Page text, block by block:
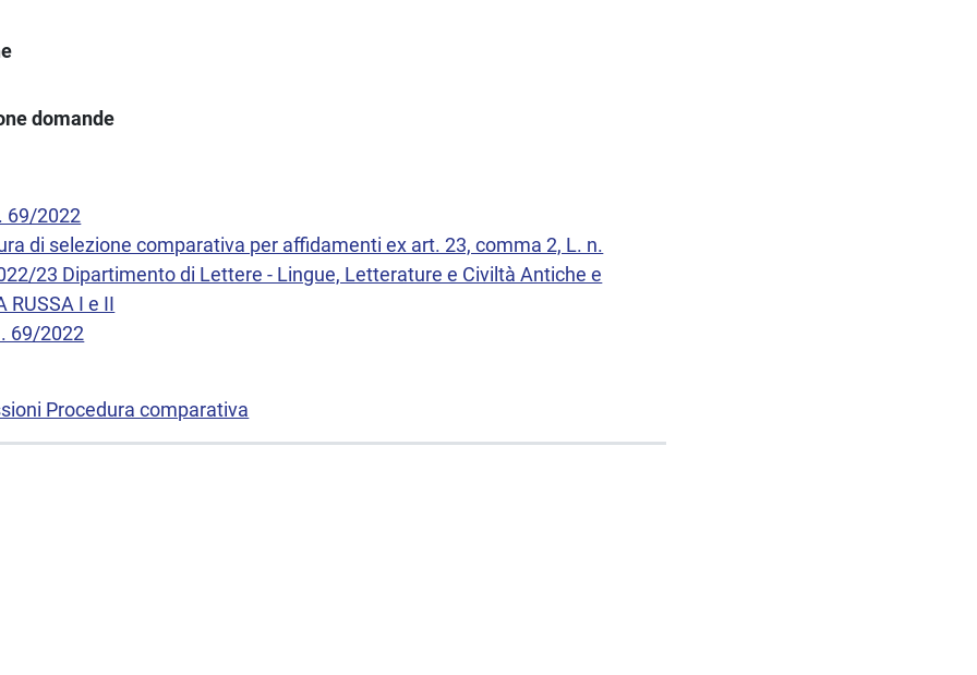
domande
69/2022
di selezione comparativa per affidamenti ex art. 23, comma 2, L. n.
23 Dipartimento di Lettere - Lingue, Letterature e Civiltà Antiche e
RUSSA I e II
69/2022
Procedura comparativa